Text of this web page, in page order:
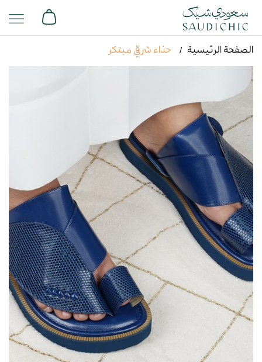
الصفحة الرئيسية حذاء شرقي مبتكر